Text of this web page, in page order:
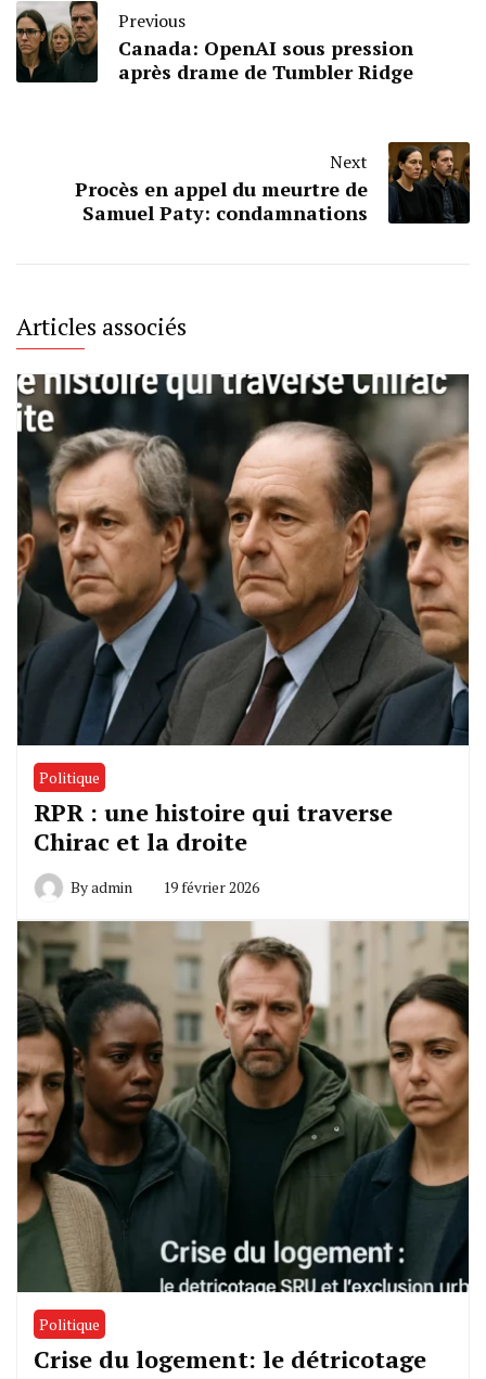
Previous
Canada: OpenAI sous pression
après drame de Tumbler Ridge
Next
Procès en appel du meurtre de
Samuel Paty: condamnations
Articles associés
Politique
RPR : une histoire qui traverse
Chirac et la droite
Byadmin 19 février 2026
Politique
Crise du logement: le détricotage